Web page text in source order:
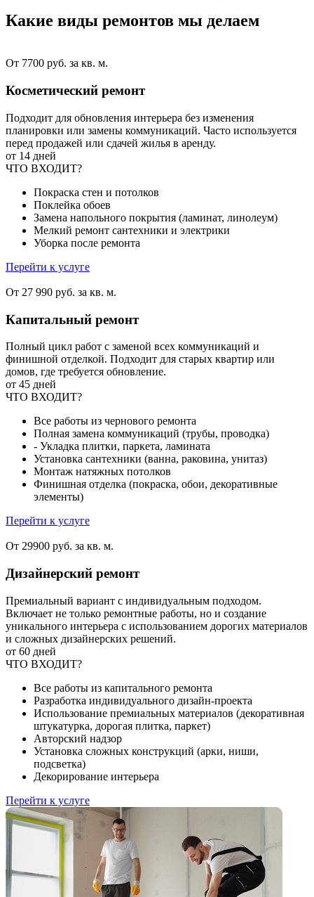
Какие виды ремонтов мы делаем
От 7700 руб. за кв. м.
Косметический ремонт
Подходит для обновления интерьера без изменения
планировки или замены коммуникаций. Часто используется
перед продажей или сдачей жилья в аренду.
от 14 дней
ЧТО ВХОДИТ?
Покраска стен и потолков
Поклейка обоев
Замена напольного покрытия (ламинат, линолеум)
Мелкий ремонт сантехники и электрики
Уборка после ремонта
Перейти к услуге
От 27 990 руб. за кв. м.
Капитальный ремонт
Полный цикл работ с заменой всех коммуникаций и
финишной отделкой. Подходит для старых квартир или
домов, где требуется обновление.
от 45 дней
ЧТО ВХОДИТ?
Все работы из чернового ремонта
Полная замена коммуникаций (трубы, проводка)
- Укладка плитки, паркета, ламината
Установка сантехники (ванна, раковина, унитаз)
Монтаж натяжных потолков
Финишная отделка (покраска, обои, декоративные
элементы)
Перейти к услуге
От 29900 руб. за кв. м.
Дизайнерский ремонт
Премиальный вариант с индивидуальным подходом.
Включает не только ремонтные работы, но и создание
уникального интерьера с использованием дорогих материалов
и сложных дизайнерских решений.
от 60 дней
ЧТО ВХОДИТ?
Все работы из капитального ремонта
Разработка индивидуального дизайн-проекта
Использование премиальных материалов (декоративная
штукатурка, дорогая плитка, паркет)
Авторский надзор
Установка сложных конструкций (арки, ниши,
подсветка)
Декорирование интерьера
Перейти к услуге